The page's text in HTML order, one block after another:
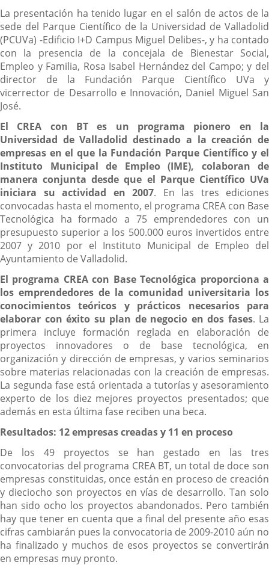
La presentación ha tenido lugar en el salón de actos de la
sede del Parque Científico de la Universidad de Valladolid
(PCUVa) -Edificio I+D Campus Miguel Delibes-, y ha contado
con la presencia de la concejala de Bienestar Social,
Empleo y Familia, Rosa Isabel Hernández del Campo; y del
director de la Fundación Parque Científico UVa y
vicerrector de Desarrollo e Innovación, Daniel Miguel San
José.
El CREA con BT es un programa pionero en la
Universidad de Valladolid destinado a la creación de
empresas en el que la Fundación Parque Científico y el
Instituto Municipal de Empleo (IME), colaboran de
manera conjunta desde que el Parque Científico UVa
iniciara su actividad en 2007. En las tres ediciones
convocadas hasta el momento, el programa CREA con Base
Tecnológica ha formado a 75 emprendedores con un
presupuesto superior a los 500.000 euros invertidos entre
2007 y 2010 por el Instituto Municipal de Empleo del
Ayuntamiento de Valladolid.
El programa CREA con Base Tecnológica proporciona a
los emprendedores de la comunidad universitaria los
conocimientos teóricos y prácticos necesarios para
elaborar con éxito su plan de negocio en dos fases. La
primera incluye formación reglada en elaboración de
proyectos innovadores o de base tecnológica, en
organización y dirección de empresas, y varios seminarios
sobre materias relacionadas con la creación de empresas.
La segunda fase está orientada a tutorías y asesoramiento
experto de los diez mejores proyectos presentados; que
además en esta última fase reciben una beca.
Resultados: 12 empresas creadas y 11 en proceso
De los 49 proyectos se han gestado en las tres
convocatorias del programa CREA BT, un total de doce son
empresas constituidas, once están en proceso de creación
y dieciocho son proyectos en vías de desarrollo. Tan solo
han sido ocho los proyectos abandonados. Pero también
hay que tener en cuenta que a final del presente año esas
cifras cambiarán pues la convocatoria de 2009-2010 aún no
ha finalizado y muchos de esos proyectos se convertirán
en empresas muy pronto.